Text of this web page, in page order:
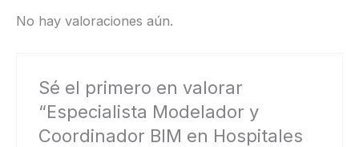
No hay valoraciones aún.
Sé el primero en valorar
“Especialista Modelador y
Coordinador BIM en Hospitales